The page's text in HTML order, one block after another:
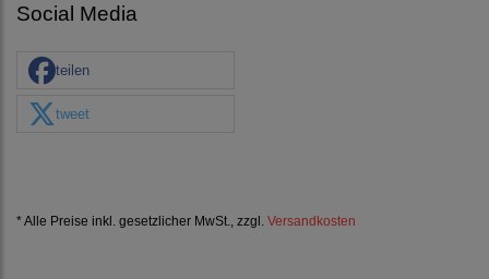
Social Media
teilen
tweet
* Alle Preise inkl. gesetzlicher MwSt., zzgl. Versandkosten